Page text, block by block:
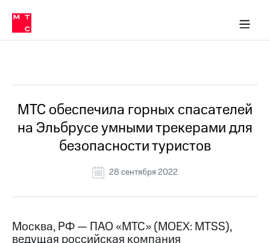
Медиа-центр
и акционерам
Устойчивое развитие
Комплаенс и деловая этика
компании
Карьера
История
компании
Руководство
информация
Контакты
в МТС
Пресс-
релизы
МТС
о технологиях
МТС обеспечила горных спасателей
на Эльбрусе умными трекерами для
безопасности туристов
28 сентября 2022
Москва, РФ — ПАО «МТС» (MOEX: MTSS),
ведущая российская компания